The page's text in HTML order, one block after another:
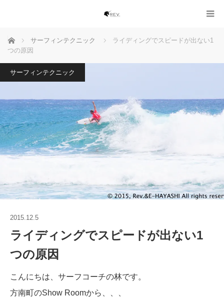
ホーム サーフィンテクニック
ライディングでスピードが出ない1
つの原因
サーフィンテクニック
2015.12.5
ライディングでスピードが出ない1
つの原因
こんにちは、サーフコーチの林です。
方南町のShow Roomから、、、